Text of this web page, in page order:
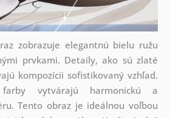
zobrazuje elegantnú bielu ružu
prvkami. Detaily, ako sú zlaté
kompozícii sofistikovaný vzhľad.
farby vytvárajú harmonickú a
Tento obraz je ideálnou voľbou